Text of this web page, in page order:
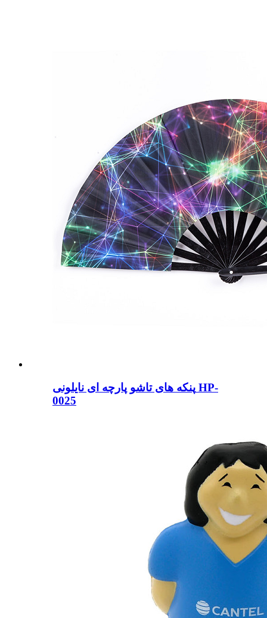
پنکه های تاشو پارچه ای نایلونی HP-
0025